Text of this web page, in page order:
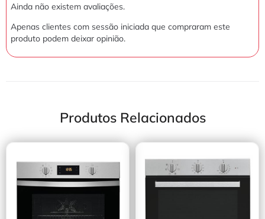
Ainda não existem avaliações.
Apenas clientes com sessão iniciada que compraram este
produto podem deixar opinião.
Produtos Relacionados